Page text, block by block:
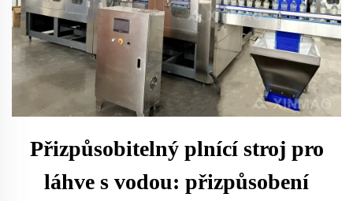
Přizpůsobitelný plnící stroj pro
láhve s vodou: přizpůsobení